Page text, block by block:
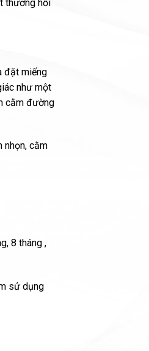
thương hồi
đặt miếng
như một
cằm đường
nhọn, cằm
8 tháng ,
sử dụng